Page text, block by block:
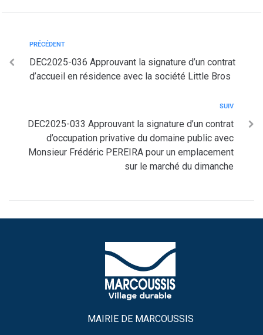
PRÉCÉDENT
DEC2025-036 Approuvant la signature d’un contrat
d’accueil en résidence avec la société Little Bros
SUIV
DEC2025-033 Approuvant la signature d’un contrat
d’occupation privative du domaine public avec
Monsieur Frédéric PEREIRA pour un emplacement
sur le marché du dimanche
MAIRIE DE MARCOUSSIS